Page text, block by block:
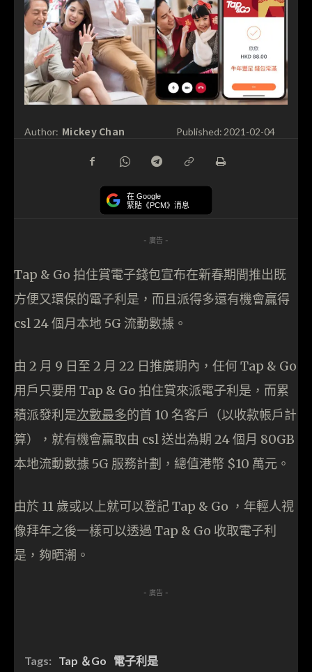
Author: Mickey Chan Published: 2021-02-04
在 Google
緊貼《PCM》消息
- 廣告 -
Tap & Go 拍住賞電子錢包宣布在新春期間推出既
方便又環保的電子利是，而且派得多還有機會贏得
csl 24 個月本地 5G 流動數據。
由 2 月 9 日至 2 月 22 日推廣期內，任何 Tap & Go
用戶只要用 Tap & Go 拍住賞來派電子利是，而累
積派發利是次數最多的首 10 名客戶（以收款帳戶計
算），就有機會贏取由 csl 送出為期 24 個月 80GB
本地流動數據 5G 服務計劃，總值港幣 $10 萬元。
由於 11 歲或以上就可以登記 Tap & Go ，年輕人視
像拜年之後一樣可以透過 Tap & Go 收取電子利
是，夠晒潮。
- 廣告 -
Tags: Tap ＆Go 電子利是